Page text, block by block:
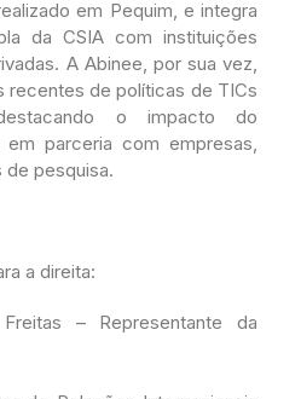
em Pequim, e integra
da CSIA com instituições
A Abinee, por sua vez,
recentes de políticas de TICs
o impacto do
parceria com empresas,
de pesquisa.
a direita:
– Representante da